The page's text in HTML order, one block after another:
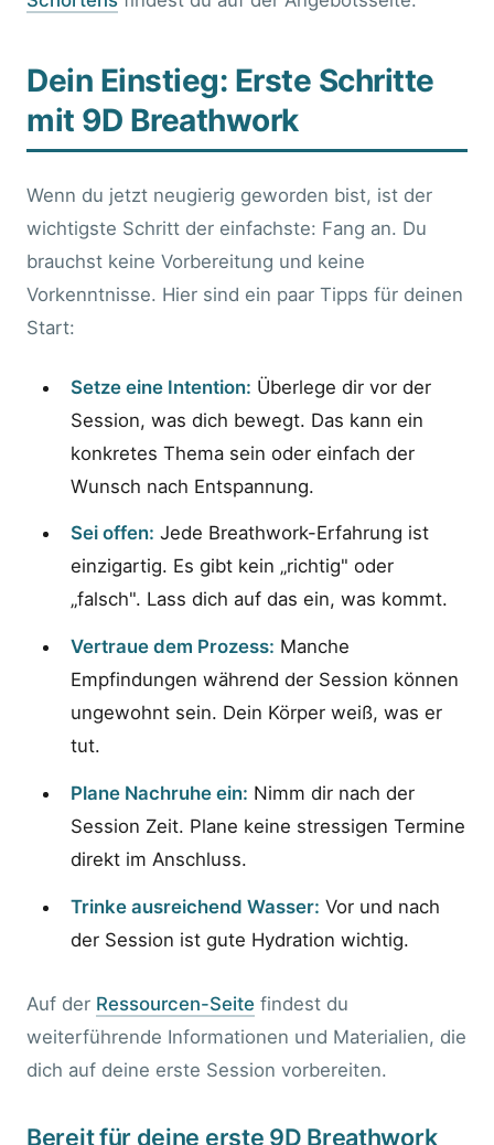
Dein Einstieg: Erste Schritte
mit 9D Breathwork
Wenn du jetzt neugierig geworden bist, ist der
wichtigste Schritt der einfachste: Fang an. Du
brauchst keine Vorbereitung und keine
Vorkenntnisse. Hier sind ein paar Tipps für deinen
Start:
Setze eine Intention: Überlege dir vor der
Session, was dich bewegt. Das kann ein
konkretes Thema sein oder einfach der
Wunsch nach Entspannung.
Sei offen: Jede Breathwork-Erfahrung ist
einzigartig. Es gibt kein „richtig" oder
„falsch". Lass dich auf das ein, was kommt.
Vertraue dem Prozess: Manche
Empfindungen während der Session können
ungewohnt sein. Dein Körper weiß, was er
tut.
Plane Nachruhe ein: Nimm dir nach der
Session Zeit. Plane keine stressigen Termine
direkt im Anschluss.
Trinke ausreichend Wasser: Vor und nach
der Session ist gute Hydration wichtig.
Auf der Ressourcen-Seite findest du
weiterführende Informationen und Materialien, die
dich auf deine erste Session vorbereiten.
Bereit für deine erste 9D Breathwork